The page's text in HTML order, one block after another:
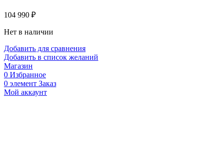
104 990 ₽
Нет в наличии
Добавить для сравнения
Добавить в список желаний
Магазин
0 Избранное
0 элемент Заказ
Мой аккаунт